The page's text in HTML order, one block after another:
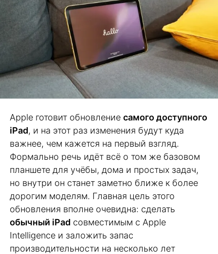
Apple готовит обновление самого доступного
iPad, и на этот раз изменения будут куда
важнее, чем кажется на первый взгляд.
Формально речь идёт всё о том же базовом
планшете для учёбы, дома и простых задач,
но внутри он станет заметно ближе к более
дорогим моделям. Главная цель этого
обновления вполне очевидна: сделать
обычный iPad совместимым с Apple
Intelligence и заложить запас
производительности на несколько лет